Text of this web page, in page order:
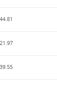
21.97
39.55